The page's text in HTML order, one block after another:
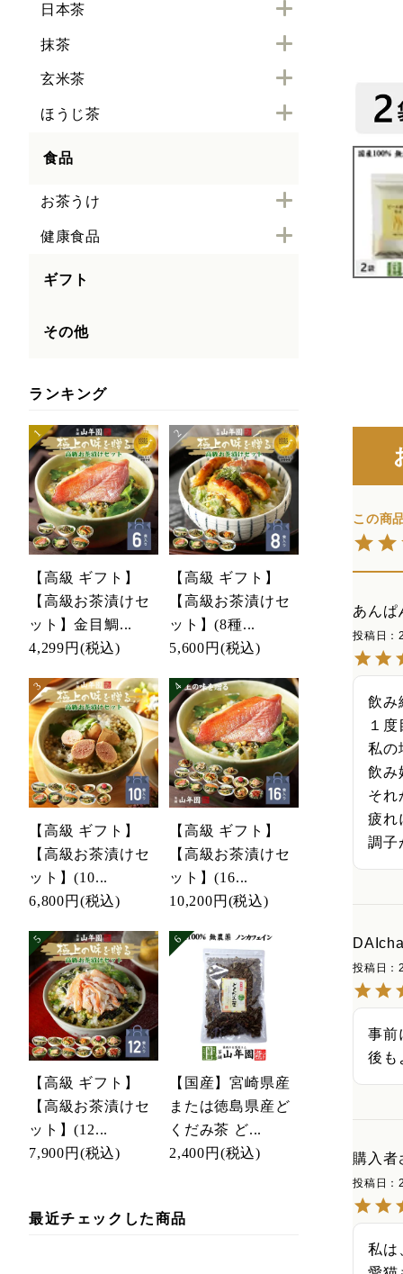
日本茶
抹茶
玄米茶
ほうじ茶
食品
お茶うけ
健康食品
ギフト
その他
ランキング
【高級 ギフト】
【高級お茶漬けセ
ット】金目鯛...
4,299円 (税込)
【高級 ギフト】
【高級お茶漬けセ
ット】(8種...
5,600円 (税込)
【高級 ギフト】
【高級お茶漬けセ
ット】(10...
6,800円 (税込)
【高級 ギフト】
【高級お茶漬けセ
ット】(16...
10,200円 (税込)
【高級 ギフト】
【高級お茶漬けセ
ット】(12...
7,900円 (税込)
【国産】宮崎県産
または徳島県産ど
くだみ茶 ど...
2,400円 (税込)
最近チェックした商品
あんぱ
投稿日
飲み
１
私の
飲み
それ
疲れ
調子
投稿日
事前
後も
購入者
投稿日
私は